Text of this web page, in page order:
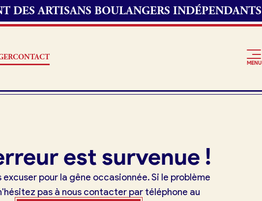
DES ARTISANS BOULANGERS INDÉPENDANTS
CONTACT
MENU
Fonds de commerce
Actualités
est survenue !
excuser pour la gêne occasionnée. Si le problème
pas à nous contacter par téléphone au